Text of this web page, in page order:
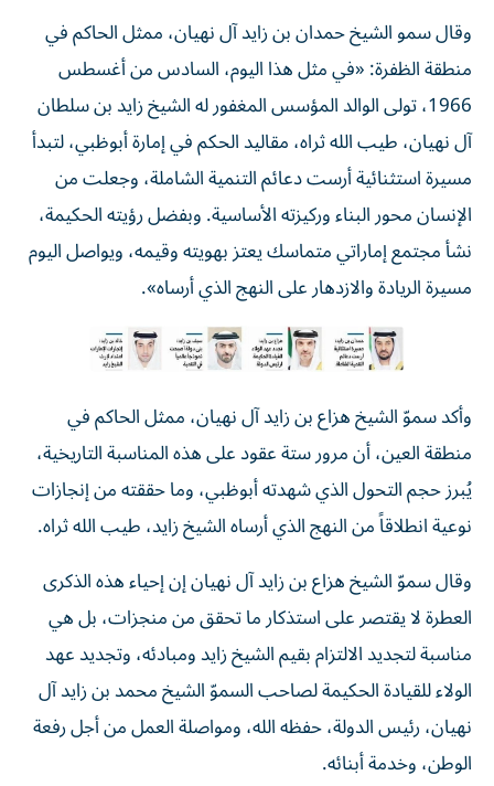
وقال سمو الشيخ حمدان بن زايد آل نهيان، ممثل الحاكم في
منطقة الظفرة: «في مثل هذا اليوم، السادس من أغسطس
1966، تولى الوالد المؤسس المغفور له الشيخ زايد بن سلطان
آل نهيان، طيب الله ثراه، مقاليد الحكم في إمارة أبوظبي، لتبدأ
مسيرة استثنائية أرست دعائم التنمية الشاملة، وجعلت من
الإنسان محور البناء وركيزته الأساسية. وبفضل رؤيته الحكيمة،
نشأ مجتمع إماراتي متماسك يعتز بهويته وقيمه، ويواصل اليوم
مسيرة الريادة والازدهار على النهج الذي أرساه».
وأكد سموّ الشيخ هزاع بن زايد آل نهيان، ممثل الحاكم في
منطقة العين، أن مرور ستة عقود على هذه المناسبة التاريخية،
يُبرز حجم التحول الذي شهدته أبوظبي، وما حققته من إنجازات
نوعية انطلاقاً من النهج الذي أرساه الشيخ زايد، طيب الله ثراه.
وقال سموّ الشيخ هزاع بن زايد آل نهيان إن إحياء هذه الذكرى
العطرة لا يقتصر على استذكار ما تحقق من منجزات، بل هي
مناسبة لتجديد الالتزام بقيم الشيخ زايد ومبادئه، وتجديد عهد
الولاء للقيادة الحكيمة لصاحب السموّ الشيخ محمد بن زايد آل
نهيان، رئيس الدولة، حفظه الله، ومواصلة العمل من أجل رفعة
الوطن، وخدمة أبنائه.